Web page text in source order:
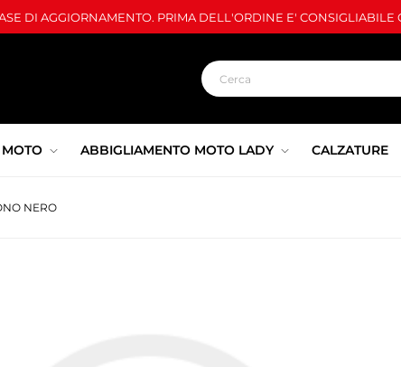
DI AGGIORNAMENTO. PRIMA DELL'ORDINE E'
ABBIGLIAMENTO MOTO LADY CALZATURE
NERO